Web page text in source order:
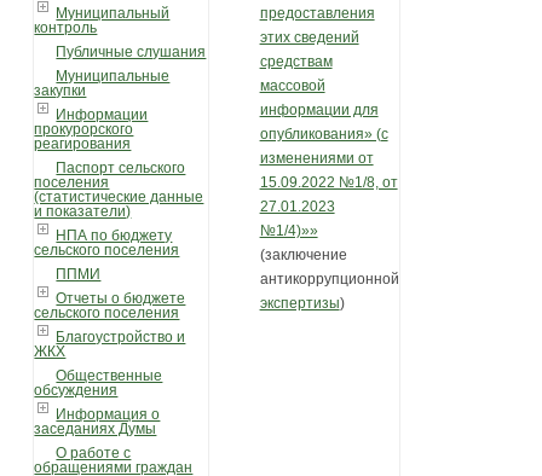
Муниципальный
контроль
Публичные слушания
Муниципальные
закупки
Информации
прокурорского
реагирования
Паспорт сельского
поселения
(статистические данные
и показатели)
НПА по бюджету
сельского поселения
ППМИ
Отчеты о бюджете
сельского поселения
Благоустройство и
ЖКХ
Общественные
обсуждения
Информация о
заседаниях Думы
О работе с
обращениями граждан
предоставления
этих сведений
средствам
массовой
информации для
опубликования» (с
изменениями от
15.09.2022 №1/8, от
27.01.2023
№1/4)»»
(заключение
антикоррупционной
экспертизы)